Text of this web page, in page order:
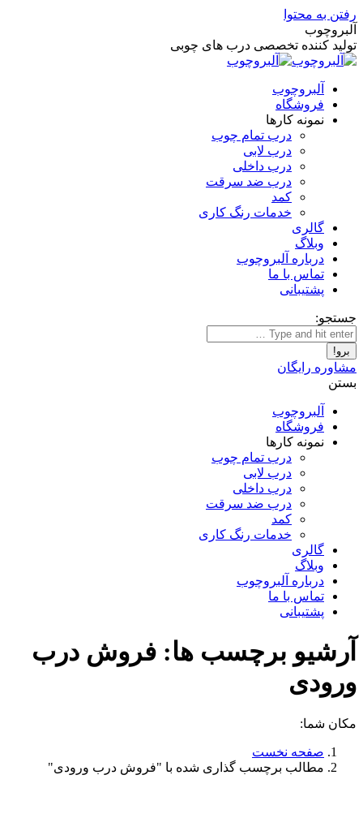
رفتن به محتوا
آلبروچوب
تولید کننده تخصصی درب های چوبی
آلبروچوب
فروشگاه
نمونه کارها
درب تمام چوب
درب لابی
درب داخلی
درب ضد سرقت
کمد
خدمات رنگ کاری
گالری
وبلاگ
درباره آلبروچوب
تماس با ما
پشتیبانی
جستجو:
مشاوره رایگان
بستن
آلبروچوب
فروشگاه
نمونه کارها
درب تمام چوب
درب لابی
درب داخلی
درب ضد سرقت
کمد
خدمات رنگ کاری
گالری
وبلاگ
درباره آلبروچوب
تماس با ما
پشتیبانی
آرشیو برچسب ها: فروش درب
ورودی
مکان شما:
صفحه نخست
مطالب برچسب گذاری شده با "فروش درب ورودی"